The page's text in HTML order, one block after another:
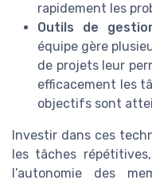
rapidement les
Outils de
équipe gère
de projets leur
efficacement les
objectifs sont
Investir dans ces
les tâches
l’autonomie des